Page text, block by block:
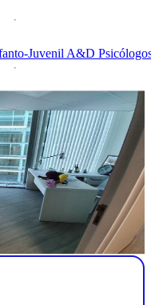
Juvenil A&D